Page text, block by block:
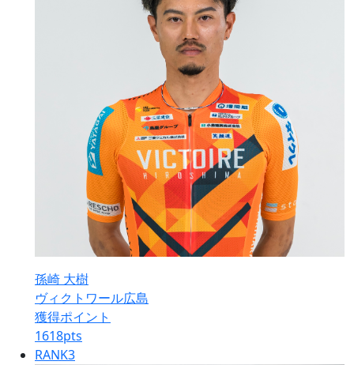
孫崎 大樹
ヴィクトワール広島
獲得ポイント
1618pts
RANK3